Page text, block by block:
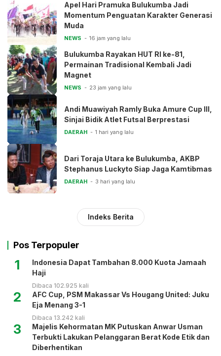
Apel Hari Pramuka Bulukumba Jadi
Momentum Penguatan Karakter Generasi
Muda
NEWS 16 jam yang lalu
Bulukumba Rayakan HUT RI ke-81,
Permainan Tradisional Kembali Jadi
Magnet
NEWS 23 jam yang lalu
Andi Muawiyah Ramly Buka Amure Cup III,
Sinjai Bidik Atlet Futsal Berprestasi
DAERAH 1 hari yang lalu
Dari Toraja Utara ke Bulukumba, AKBP
Stephanus Luckyto Siap Jaga Kamtibmas
DAERAH 3 hari yang lalu
Indeks Berita
Pos Terpopuler
1
Indonesia Dapat Tambahan 8.000 Kuota Jamaah
Haji
Dibaca 102.925 kali
2
AFC Cup, PSM Makassar Vs Hougang United: Juku
Eja Menang 3-1
Dibaca 13.242 kali
3
Majelis Kehormatan MK Putuskan Anwar Usman
Terbukti Lakukan Pelanggaran Berat Kode Etik dan
Diberhentikan